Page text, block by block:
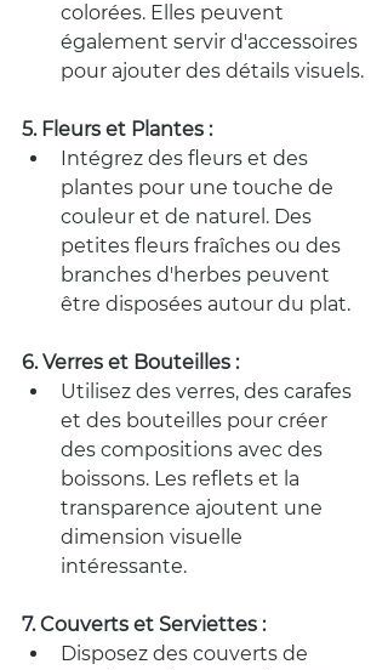
colorées. Elles peuvent
également servir d'accessoires
pour ajouter des détails visuels.
5. Fleurs et Plantes :
Intégrez des fleurs et des
plantes pour une touche de
couleur et de naturel. Des
petites fleurs fraîches ou des
branches d'herbes peuvent
être disposées autour du plat.
6. Verres et Bouteilles :
Utilisez des verres, des carafes
et des bouteilles pour créer
des compositions avec des
boissons. Les reflets et la
transparence ajoutent une
dimension visuelle
intéressante.
7. Couverts et Serviettes :
Disposez des couverts de